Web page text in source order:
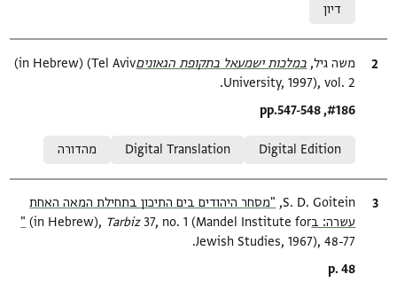
דיון
ציטוט
משה גיל, במלכות ישמעאל בתקופת הגאונים‎(in Hebrew) (Tel Aviv
University, 1997), vol. 2.
Location in source
#186, pp.547-548
Digital Edition
Digital Translation מהדורה
ציטוט
S. D. Goitein,
"מסחר היהודים בים התיכון בתחילת המאה האחת
עשרה: ב‎"
(in Hebrew),Tarbiz‎37, no. 1 (Mandel Institute for
Jewish Studies, 1967), 48-77.
Location in source
p. 48